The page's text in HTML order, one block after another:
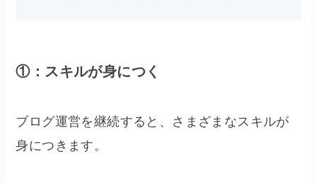
①：スキルが身につく
ブログ運営を継続すると、さまざまなスキルが
身につきます。